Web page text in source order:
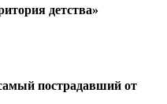
детства»
пострадавший от